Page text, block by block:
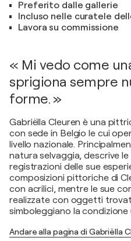
Preferito dalle gallerie
Incluso nelle curatele
Lavora su commissione
« Mi vedo come
sprigiona sempre
forme. »
Gabriëlla Cleuren è una
con sede in Belgio le cui
livello nazionale.
natura selvaggia, descrive
registrazioni delle sue
composizioni pittoriche di
con acrilici, mentre le sue
realizzate con oggetti
simboleggiano la condizione
Andare alla pagina di Gabriëlla